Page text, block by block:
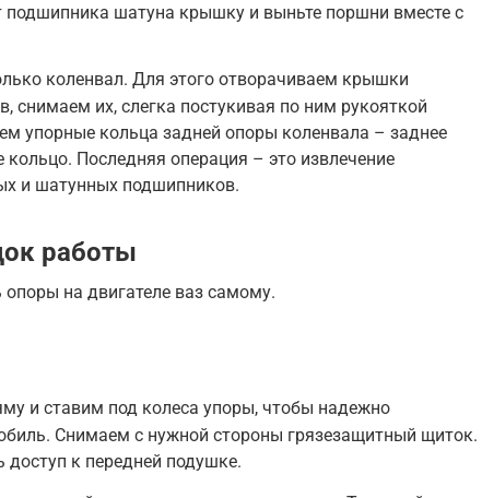
подшипника шатуна крышку и выньте поршни вместе с
коленвал. Для этого отворачиваем крышки
снимаем их, слегка постукивая по ним рукояткой
упорные кольца задней опоры коленвала – заднее
кольцо. Последняя операция – это извлечение
и шатунных подшипников.
работы
на двигателе ваз самому.
и ставим под колеса упоры, чтобы надежно
Снимаем с нужной стороны грязезащитный щиток.
доступ к передней подушке.